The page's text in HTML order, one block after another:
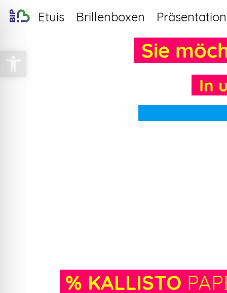
Etuis Brillenboxen Präsentation
Sie
In
% KALLISTO